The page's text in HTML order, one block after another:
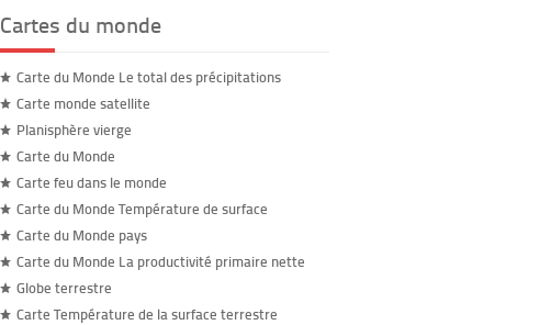
Cartes du monde
Carte du Monde Le total des précipitations
Carte monde satellite
Planisphère vierge
Carte du Monde
Carte feu dans le monde
Carte du Monde Température de surface
Carte du Monde pays
Carte du Monde La productivité primaire nette
Globe terrestre
Carte Température de la surface terrestre